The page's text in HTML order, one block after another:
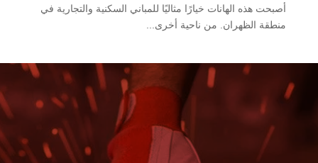
أصبحت هذه الهانات خيارًا مثاليًا للمباني السكنية والتجارية في
منطقة الظهران. من ناحية أخرى...